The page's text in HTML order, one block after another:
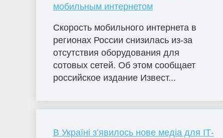
мобильным интернетом
Скорость мобильного интернета в
регионах России снизилась из-за
отсутствия оборудования для
сотовых сетей. Об этом сообщает
российское издание Извест...
В Україні з’явилось нове медіа для ІТ-